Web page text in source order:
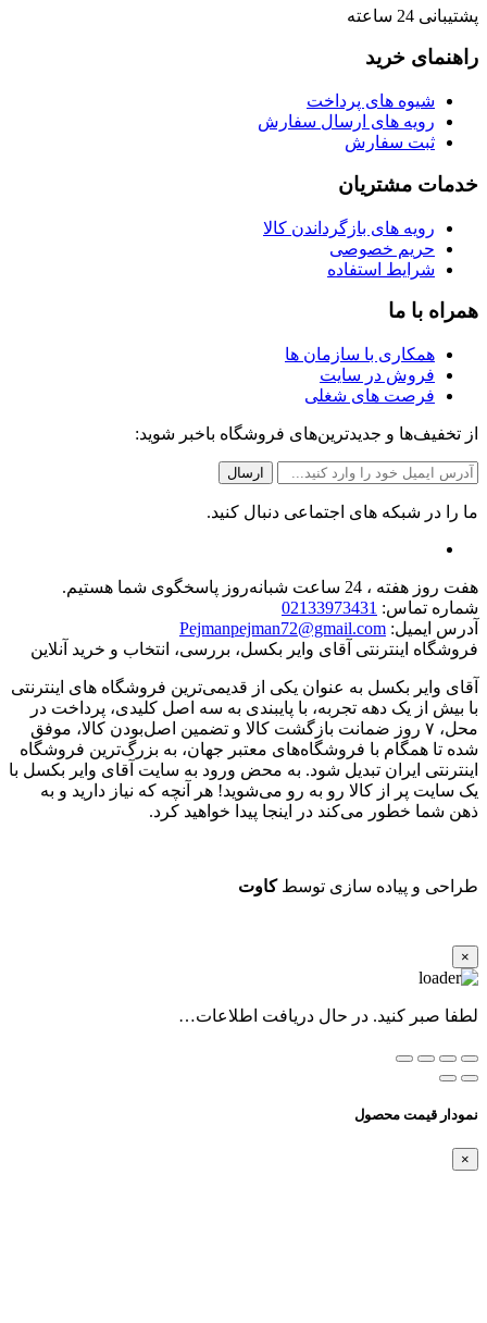
پشتیبانی 24 ساعته
راهنمای خرید
شیوه های پرداخت
رویه های ارسال سفارش
ثبت سفارش
خدمات مشتریان
رویه های بازگرداندن کالا
حریم خصوصی
شرایط استفاده
همراه با ما
همکاری با سازمان ها
فروش در سایت
فرصت های شغلی
از تخفیف‌ها و جدیدترین‌های فروشگاه باخبر شوید:
ما را در شبکه های اجتماعی دنبال کنید.
هفت روز هفته ، 24 ساعت شبانه‌روز پاسخگوی شما هستیم.
شماره تماس: 02133973431
آدرس ایمیل: Pejmanpejman72@gmail.com
فروشگاه اینترنتی آقای وایر بکسل، بررسی، انتخاب و خرید آنلاین
آقای وایر بکسل به عنوان یکی از قدیمی‌ترین فروشگاه های اینترنتی
با بیش از یک دهه تجربه، با پایبندی به سه اصل کلیدی، پرداخت در
محل، ۷ روز ضمانت بازگشت کالا و تضمین اصل‌بودن کالا، موفق
شده تا همگام با فروشگاه‌های معتبر جهان، به بزرگ‌ترین فروشگاه
اینترنتی ایران تبدیل شود. به محض ورود به سایت آقای وایر بکسل با
یک سایت پر از کالا رو به رو می‌شوید! هر آنچه که نیاز دارید و به
ذهن شما خطور می‌کند در اینجا پیدا خواهید کرد.
طراحی و پیاده سازی توسطکاوت
×
لطفا صبر کنید. در حال دریافت اطلاعات…
نمودار قیمت محصول
×